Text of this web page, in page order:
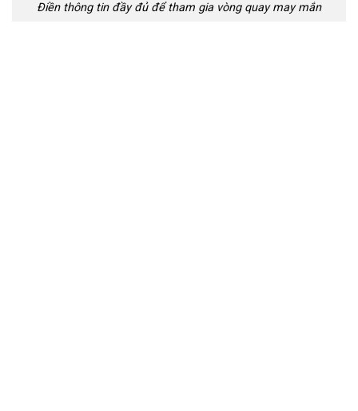
Điền thông tin đầy đủ để tham gia vòng quay may mắn